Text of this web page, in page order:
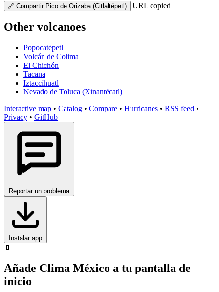
🔗 Compartir Pico de Orizaba (Citlaltépetl) URL copied
Other volcanoes
Popocatépetl
Volcán de Colima
El Chichón
Tacaná
Iztaccíhuatl
Nevado de Toluca (Xinantécatl)
Interactive map • Catalog • Compare • Hurricanes • RSS feed •
Privacy • GitHub
Reportar un problema
Instalar app
📱
Añade Clima México a tu pantalla de
inicio